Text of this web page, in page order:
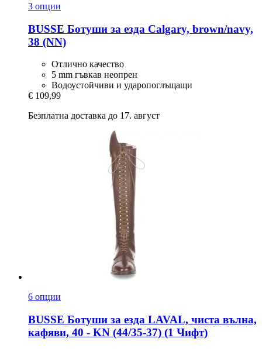
3 опции
BUSSE Ботуши за езда Calgary, brown/navy,
38 (NN)
Отлично качество
5 mm гъвкав неопрен
Водоустойчиви и ударопоглъщащи
€ 109,99
Безплатна доставка до 17. август
6 опции
BUSSE Ботуши за езда LAVAL, чиста вълна,
кафяви, 40 -​ KN (44/35-​37) (1 Чифт)